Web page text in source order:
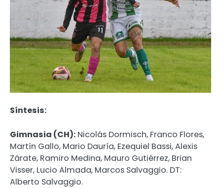
Síntesis:
Gimnasia (CH): Nicolás Dormisch, Franco Flores,
Martín Gallo, Mario Dauría, Ezequiel Bassi, Alexis
Zárate, Ramiro Medina, Mauro Gutiérrez, Brian
Visser, Lucio Almada, Marcos Salvaggio. DT:
Alberto Salvaggio.